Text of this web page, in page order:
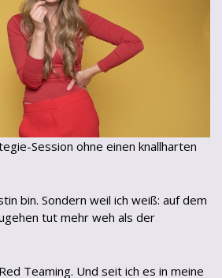
Session ohne einen knallharten
bin. Sondern weil ich weiß: auf dem
tut mehr weh als der
Teaming. Und seit ich es in meine